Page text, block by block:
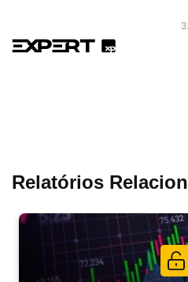
Relatórios